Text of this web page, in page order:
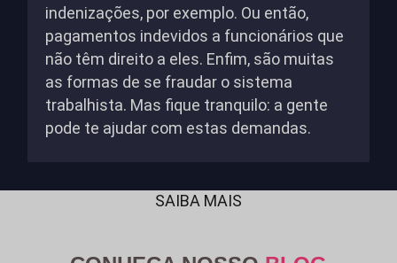
indenizações, por exemplo. Ou então,
pagamentos indevidos a funcionários que
não têm direito a eles. Enfim, são muitas
as formas de se fraudar o sistema
trabalhista. Mas fique tranquilo: a gente
pode te ajudar com estas demandas.
SAIBA MAIS